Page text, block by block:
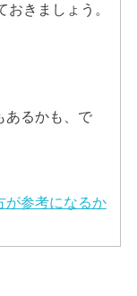
きましょう。
あるかも、で
が参考になるか